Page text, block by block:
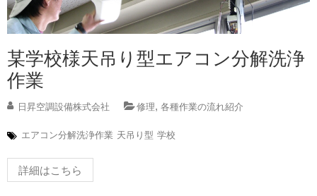
某学校様天吊り型エアコン分解洗浄
作業
日昇空調設備株式会社 修理, 各種作業の流れ紹介
エアコン分解洗浄作業 天吊り型 学校
詳細はこちら